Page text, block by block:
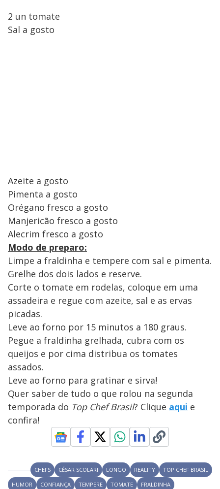
2 un tomate
Sal a gosto
Azeite a gosto
Pimenta a gosto
Orégano fresco a gosto
Manjericão fresco a gosto
Alecrim fresco a gosto
Modo de preparo:
Limpe a fraldinha e tempere com sal e pimenta.
Grelhe dos dois lados e reserve.
Corte o tomate em rodelas, coloque em uma
assadeira e regue com azeite, sal e as ervas
picadas.
Leve ao forno por 15 minutos a 180 graus.
Pegue a fraldinha grelhada, cubra com os
queijos e por cima distribua os tomates
assados.
Leve ao forno para gratinar e sirva!
Quer saber de tudo o que rolou na segunda
temporada do Top Chef Brasil? Clique aqui e
confira!
CHEFS CÉSAR SCOLARI LONGO REALITY
TOP CHEF BRASIL
HUMOR
CONFIANÇA TEMPERE TOMATE FRALDINHA